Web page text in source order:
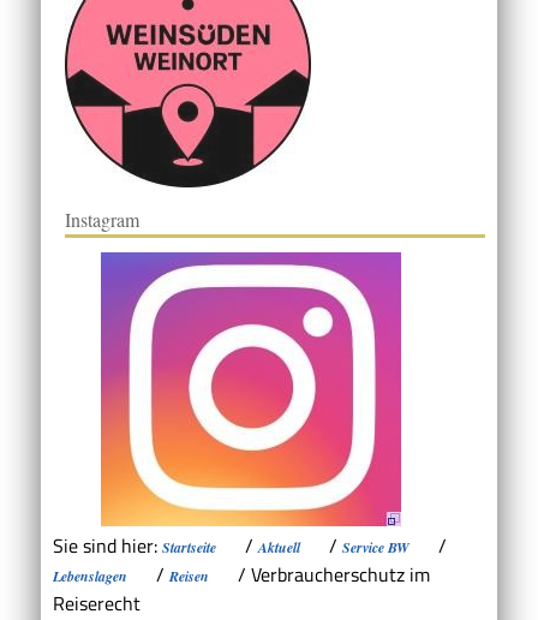
Instagram
Sie sind hier: Startseite /Aktuell / Service BW /
Lebenslagen /Reisen / Verbraucherschutz im
Reiserecht